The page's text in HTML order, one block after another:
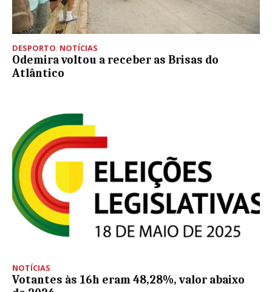
DESPORTO, NOTÍCIAS
Odemira voltou a receber as Brisas do
Atlântico
NOTÍCIAS
Votantes às 16h eram 48,28%, valor abaixo